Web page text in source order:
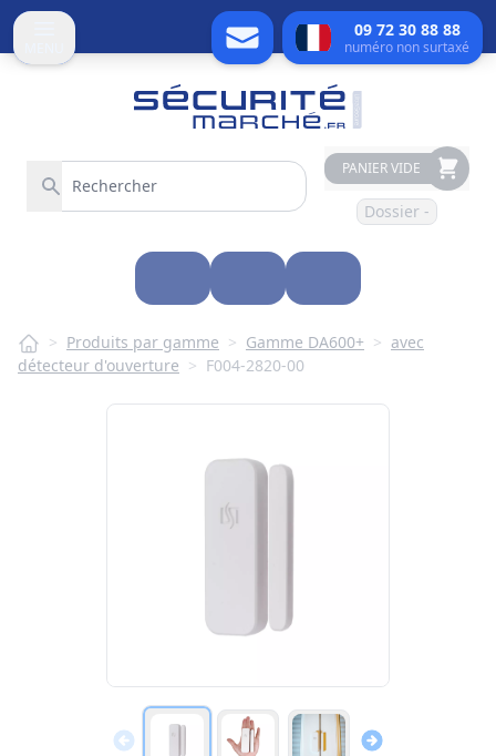
09 72 30 88 88
numéro non surtaxé
PANIER VIDE
Dossier -
> Produits par gamme > Gamme DA600+ > avec
détecteur d'ouverture > F004-2820-00